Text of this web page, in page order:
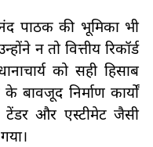
पाठक की भूमिका भी
न तो वित्तीय रिकॉर्ड
को सही हिसाब
बावजूद निर्माण कार्यों
टेंडर और एस्टीमेट जैसी